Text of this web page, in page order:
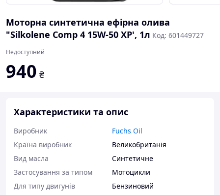
Моторна синтетична ефірна олива
"Silkolene Comp 4 15W-50 XP', 1л Код: 601449727
Недоступний
940 ₴
Характеристики та опис
Виробник
Fuchs Oil
Країна виробник
Великобританія
Вид масла
Синтетичне
Застосування за типом
Мотоцикли
Для типу двигунів
Бензиновий